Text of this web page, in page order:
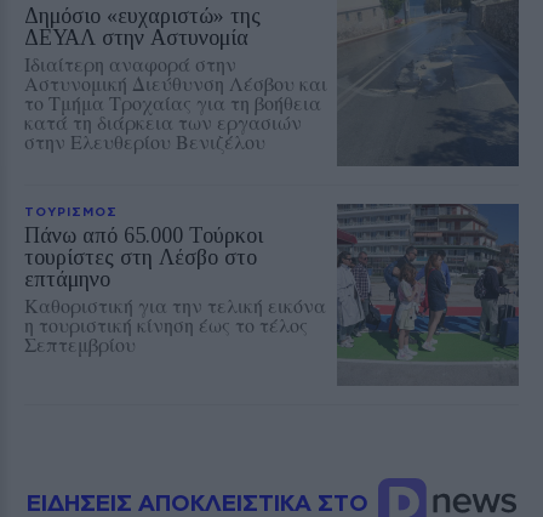
Δημόσιο «ευχαριστώ» της
ΔΕΥΑΛ στην Αστυνομία
Ιδιαίτερη αναφορά στην
Αστυνομική Διεύθυνση Λέσβου και
το Τμήμα Τροχαίας για τη βοήθεια
κατά τη διάρκεια των εργασιών
στην Ελευθερίου Βενιζέλου
ΤΟΥΡΙΣΜΟΣ
Πάνω από 65.000 Τούρκοι
τουρίστες στη Λέσβο στο
επτάμηνο
Καθοριστική για την τελική εικόνα
η τουριστική κίνηση έως το τέλος
Σεπτεμβρίου
ΕΙΔΗΣΕΙΣ ΑΠΟΚΛΕΙΣΤΙΚΑ ΣΤΟ